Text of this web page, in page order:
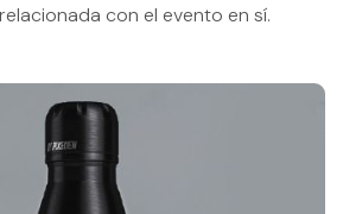
con el evento en sí.